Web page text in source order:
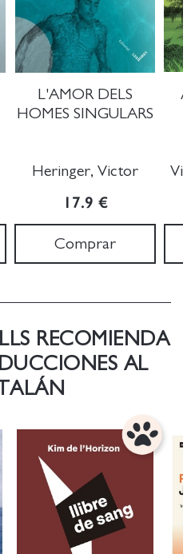
L'AMOR DELS
HOMES SINGULARS
Heringer, Victor
17.9 €
Comprar
RECOMIENDA
AL